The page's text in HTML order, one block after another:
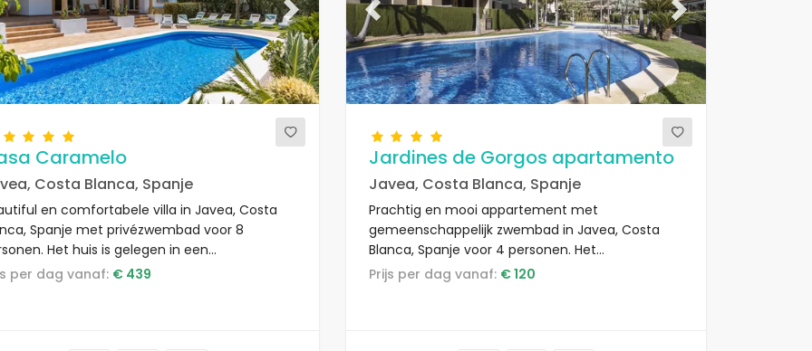
Next
Caramelo
Costa Blanca, Spanje
en comfortabele villa in Javea, Costa
Spanje met privézwembad voor 8
Het huis is gelegen in een
en residentiële omgeving.
per dag vanaf: € 439
Previous Next
Jardines de Gorgos apartamento
Javea, Costa Blanca, Spanje
Prachtig en mooi appartement met
gemeenschappelijk zwembad in Javea, Costa
Blanca, Spanje voor 4 personen. Het
appartement is gelegen in een resort, in een
Prijs per dag vanaf: € 120